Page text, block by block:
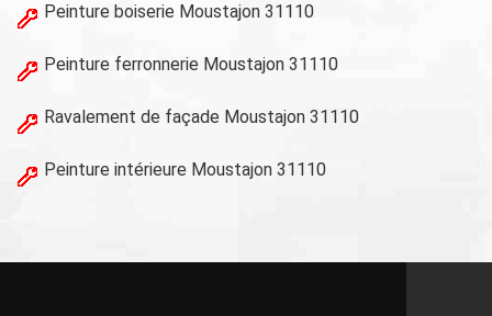
Peinture boiserie Moustajon 31110
Peinture ferronnerie Moustajon 31110
Ravalement de façade Moustajon 31110
Peinture intérieure Moustajon 31110